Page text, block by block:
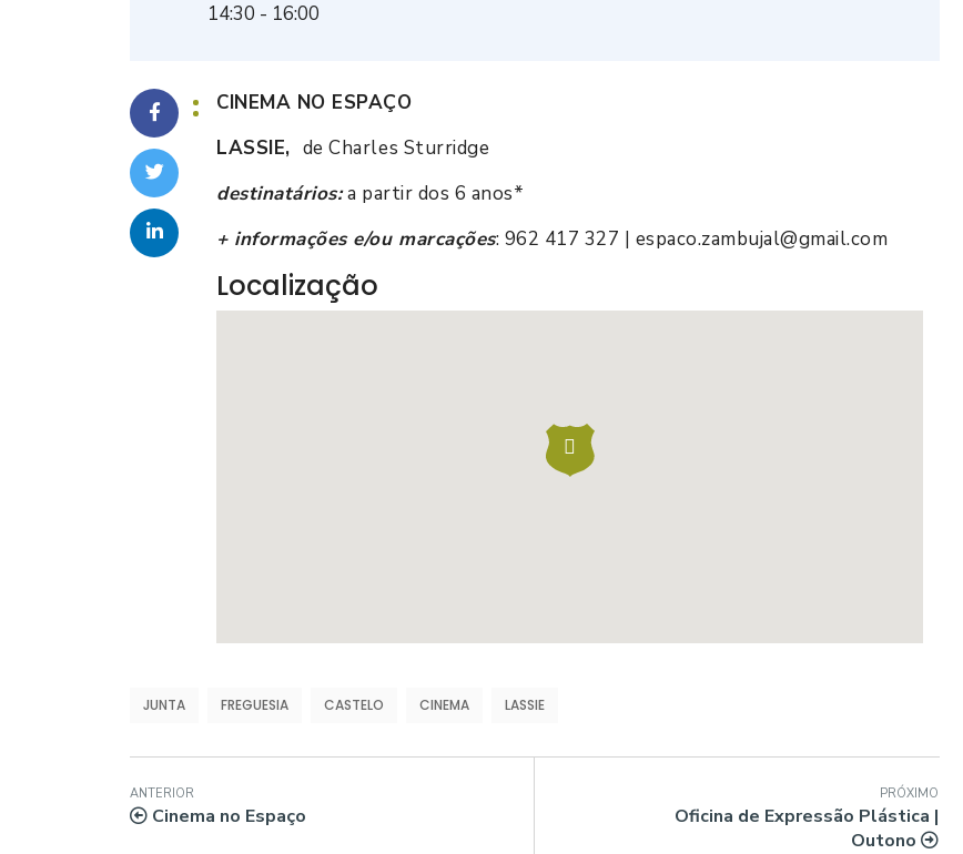
14:30 - 16:00
CINEMA NO ESPAÇO
LASSIE, de Charles Sturridge
destinatários:a partir dos 6 anos*
+ informações e/ou marcações: 962 417 327 | espaco.zambujal@gmail.com
Localização
JUNTA FREGUESIA CASTELO CINEMA LASSIE
ANTERIOR
Cinema no Espaço
PRÓXIMO
Oficina de Expressão Plástica |
Outono